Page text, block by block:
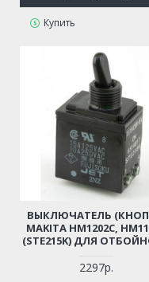
Купить
ВЫКЛЮЧАТЕЛЬ
MAKITA HM1202C,
(STE215K) ДЛЯ
651481-7
2297р.